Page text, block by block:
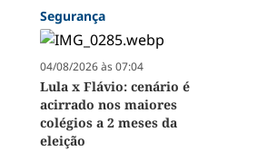
Segurança
04/08/2026 às 07:04
Lula x Flávio: cenário é
acirrado nos maiores
colégios a 2 meses da
eleição